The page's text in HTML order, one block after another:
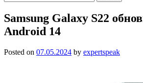
Samsung Galaxy S22
Android 14
Posted on 07.05.2024 by expertspeak